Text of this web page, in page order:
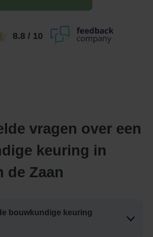
8.8 / 10
vragen over een
keuring in
de Zaan
bouwkundige keuring